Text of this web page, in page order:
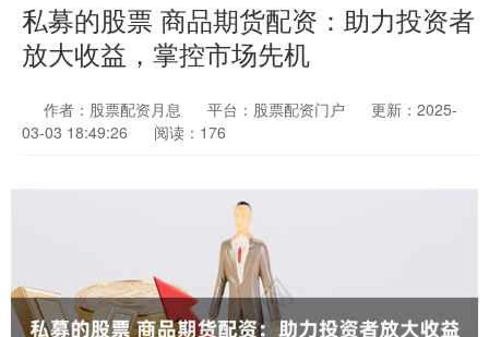
私募的股票 商品期货配资：助力投资者
放大收益，掌控市场先机
作者：股票配资月息 平台：股票配资门户
更新：2025-
03-03 18:49:26
阅读：176